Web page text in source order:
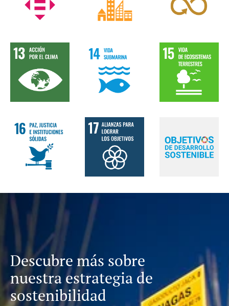
Descubre más sobre
nuestra estrategia de
sostenibilidad